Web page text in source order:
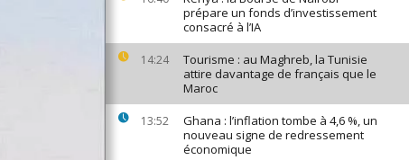
prépare un fonds d’investissement
consacré à l’IA
14:24
Tourisme : au Maghreb, la Tunisie
attire davantage de français que le
Maroc
13:52
Ghana : l’inflation tombe à 4,6 %, un
nouveau signe de redressement
économique